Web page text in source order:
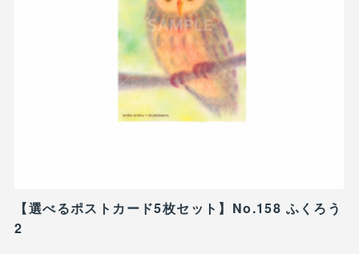
【選べるポストカード5枚セット】No.158 ふくろう
2